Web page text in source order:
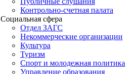
Контрольно-счетная палата
Социальная сфера
Отдел ЗАГС
Некоммерческие организации
Культура
Туризм
Спорт и молодежная политика
Управление образования